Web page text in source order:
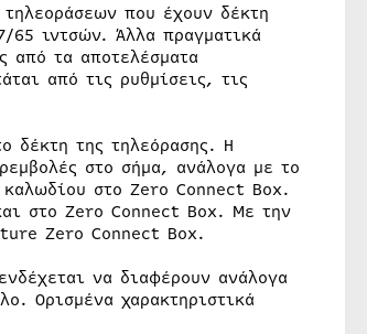
που έχουν δέκτη
65 ιντσών. Άλλα πραγματικά
από τα αποτελέσματα
από τις ρυθμίσεις, τις
δέκτη της τηλεόρασης. Η
στο σήμα, ανάλογα με το
στο Zero Connect Box.
στο Zero Connect Box. Με την
Zero Connect Box.
να διαφέρουν ανάλογα
Ορισμένα χαρακτηριστικά